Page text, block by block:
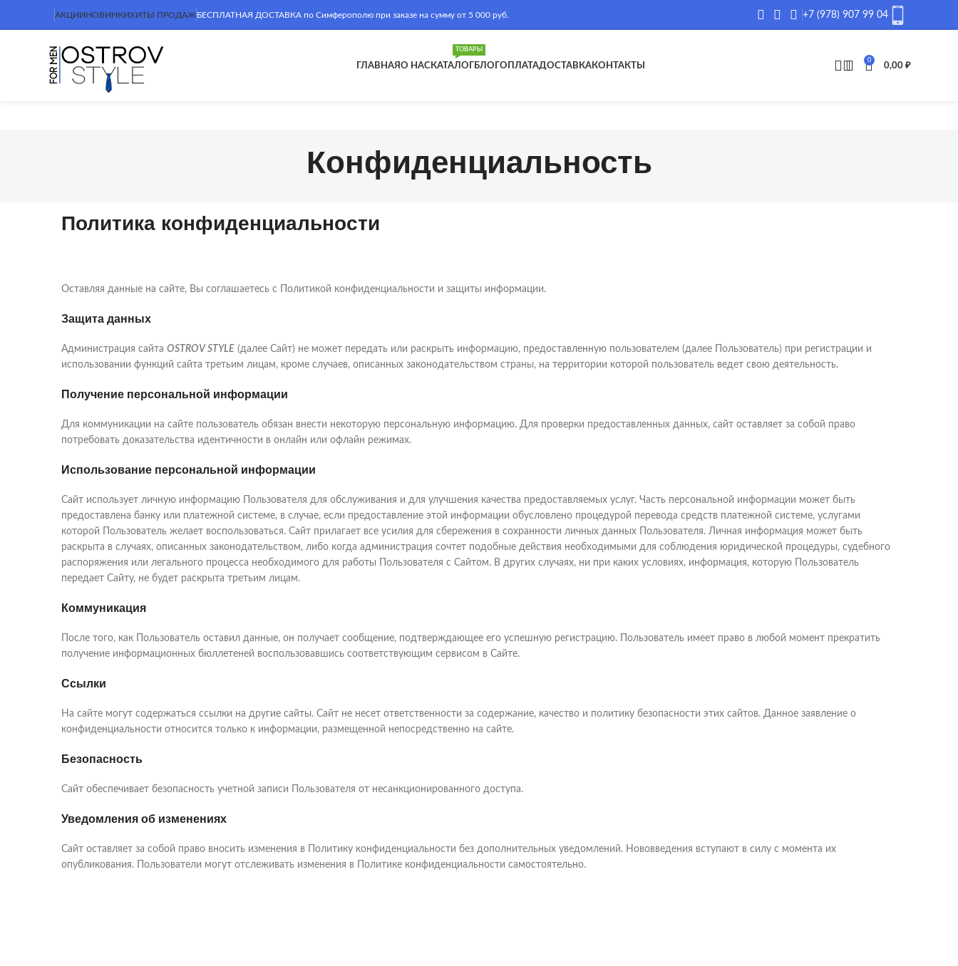
АКЦИИНОВИНКИХИТЫ ПРОДАЖБЕСПЛАТНАЯ ДОСТАВКА по Симферополю при заказе на сумму от 5 000 руб. +7 (978) 907 99 04
ГЛАВНАЯ О НАСКАТАЛОГ
ТОВАРЫ
БЛОГОПЛАТАДОСТАВКАКОНТАКТЫ
0
0,00 ₽
Конфиденциальность
Политика конфиденциальности
Оставляя данные на сайте, Вы соглашаетесь с Политикой конфиденциальности и защиты информации.
Защита данных
Администрация сайта OSTROV STYLE (далее Сайт) не может передать или раскрыть информацию, предоставленную пользователем (далее Пользователь) при регистрации и
использовании функций сайта третьим лицам, кроме случаев, описанных законодательством страны, на территории которой пользователь ведет свою деятельность.
Получение персональной информации
Для коммуникации на сайте пользователь обязан внести некоторую персональную информацию. Для проверки предоставленных данных, сайт оставляет за собой право
потребовать доказательства идентичности в онлайн или офлайн режимах.
Использование персональной информации
Сайт использует личную информацию Пользователя для обслуживания и для улучшения качества предоставляемых услуг. Часть персональной информации может быть
предоставлена банку или платежной системе, в случае, если предоставление этой информации обусловлено процедурой перевода средств платежной системе, услугами
которой Пользователь желает воспользоваться. Сайт прилагает все усилия для сбережения в сохранности личных данных Пользователя. Личная информация может быть
раскрыта в случаях, описанных законодательством, либо когда администрация сочтет подобные действия необходимыми для соблюдения юридической процедуры, судебного
распоряжения или легального процесса необходимого для работы Пользователя с Сайтом. В других случаях, ни при каких условиях, информация, которую Пользователь
передает Сайту, не будет раскрыта третьим лицам.
Коммуникация
После того, как Пользователь оставил данные, он получает сообщение, подтверждающее его успешную регистрацию. Пользователь имеет право в любой момент прекратить
получение информационных бюллетеней воспользовавшись соответствующим сервисом в Сайте.
Ссылки
На сайте могут содержаться ссылки на другие сайты. Сайт не несет ответственности за содержание, качество и политику безопасности этих сайтов. Данное заявление о
конфиденциальности относится только к информации, размещенной непосредственно на сайте.
Безопасность
Сайт обеспечивает безопасность учетной записи Пользователя от несанкционированного доступа.
Уведомления об изменениях
Сайт оставляет за собой право вносить изменения в Политику конфиденциальности без дополнительных уведомлений. Нововведения вступают в силу с момента их
опубликования. Пользователи могут отслеживать изменения в Политике конфиденциальности самостоятельно.